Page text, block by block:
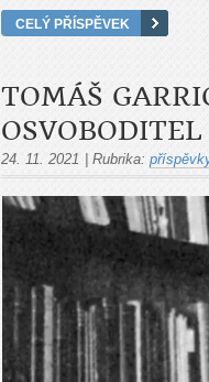
CELÝ PŘÍSPĚVEK
TOMÁŠ
OSVOBODITEL
24. 11. 2021 | Rubrika: